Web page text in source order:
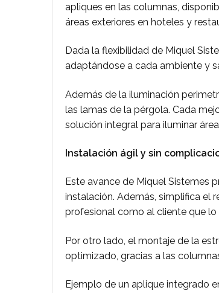
apliques en las columnas,
áreas exteriores en hoteles y
Dada la flexibilidad de Miquel
adaptándose a cada ambiente y
Además de la iluminación
las lamas de la pérgola. Cada
solución integral para iluminar
Instalación ágil y sin
Este avance de Miquel Sistemes
instalación. Además, simplifica el
profesional como al cliente que lo
Por otro lado, el montaje de la
optimizado, gracias a las
Ejemplo de un aplique integrado